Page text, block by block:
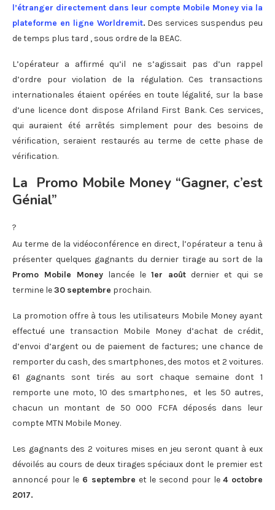
l’étranger directement dans leur compte Mobile Money via la
plateforme en ligne Worldremit. Des services suspendus peu
de temps plus tard , sous ordre de la BEAC.
L’opérateur a affirmé qu’il ne s’agissait pas d’un rappel
d’ordre pour violation de la régulation. Ces transactions
internationales étaient opérées en toute légalité, sur la base
d’une licence dont dispose Afriland First Bank. Ces services,
qui auraient été arrêtés simplement pour des besoins de
vérification, seraient restaurés au terme de cette phase de
vérification.
La Promo Mobile Money “Gagner, c’est
Génial”
?
Au terme de la vidéoconférence en direct, l’opérateur a tenu à
présenter quelques gagnants du dernier tirage au sort de la
Promo Mobile Money lancée le 1er août dernier et qui se
termine le30 septembre prochain.
La promotion offre à tous les utilisateurs Mobile Money ayant
effectué une transaction Mobile Money d’achat de crédit,
d’envoi d’argent ou de paiement de factures; une chance de
remporter du cash, des smartphones, des motos et 2 voitures.
61 gagnants sont tirés au sort chaque semaine dont 1
remporte une moto, 10 des smartphones, et les 50 autres,
chacun un montant de 50 000 FCFA déposés dans leur
compte MTN Mobile Money.
Les gagnants des 2 voitures mises en jeu seront quant à eux
dévoilés au cours de deux tirages spéciaux dont le premier est
annoncé pour le 6 septembre et le second pour le4 octobre
2017.